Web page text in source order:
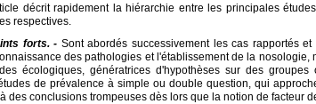
décrit rapidement la hiérarchie entre les principales
respectives.
forts. - Sont abordés successivement les cas rapportés
des pathologies et l'établissement de la nosologie,
écologiques, génératrices d'hypothèses sur des groupes
de prévalence à simple ou double question, qui
des conclusions trompeuses dès lors que la notion de facteur